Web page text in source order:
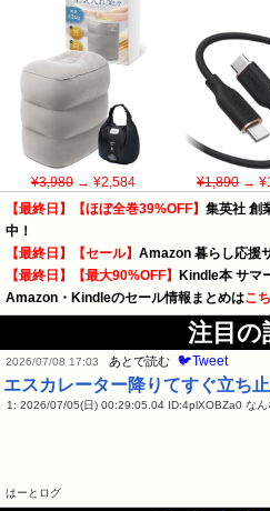
¥3,980→ ¥2,584 ¥1,890→
【最終日】【ほぼ全巻39%OFF】 集英社 創
中！
【最終日】【セール】 Amazon 暮らし応援
【最終日】【最大90%OFF】
Kindle本 サマ
Amazon・Kindleのセール情報まとめはこ
注目の
2026/07/08 17:03 あとで読む 🐦Tweet
エスカレーター降りてすぐ立ち
1: 2026/07/05(日) 00:29:05.04 ID:4plXOBZa0 なん
はーとログ